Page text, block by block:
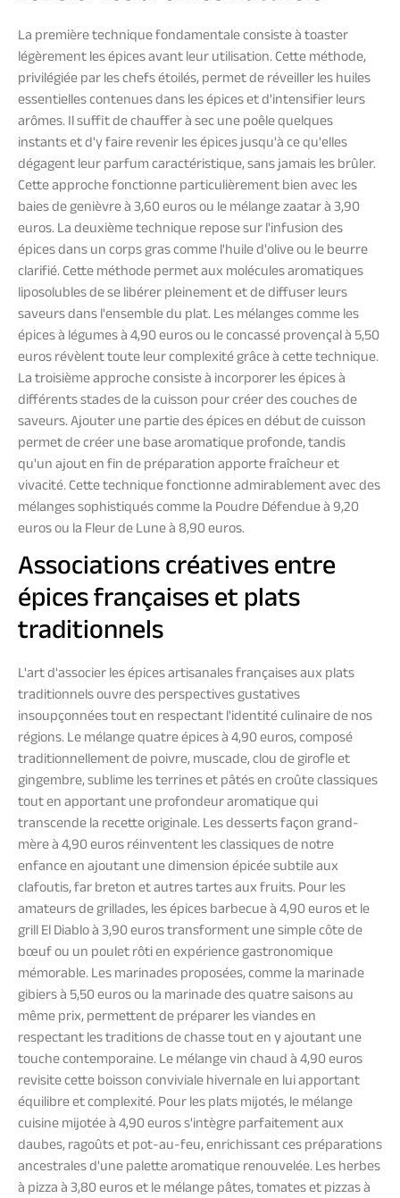
La première technique fondamentale consiste à toaster
légèrement les épices avant leur utilisation. Cette méthode,
privilégiée par les chefs étoilés, permet de réveiller les huiles
essentielles contenues dans les épices et d'intensifier leurs
arômes. Il suffit de chauffer à sec une poêle quelques
instants et d'y faire revenir les épices jusqu'à ce qu'elles
dégagent leur parfum caractéristique, sans jamais les brûler.
Cette approche fonctionne particulièrement bien avec les
baies de genièvre à 3,60 euros ou le mélange zaatar à 3,90
euros. La deuxième technique repose sur l'infusion des
épices dans un corps gras comme l'huile d'olive ou le beurre
clarifié. Cette méthode permet aux molécules aromatiques
liposolubles de se libérer pleinement et de diffuser leurs
saveurs dans l'ensemble du plat. Les mélanges comme les
épices à légumes à 4,90 euros ou le concassé provençal à 5,50
euros révèlent toute leur complexité grâce à cette technique.
La troisième approche consiste à incorporer les épices à
différents stades de la cuisson pour créer des couches de
saveurs. Ajouter une partie des épices en début de cuisson
permet de créer une base aromatique profonde, tandis
qu'un ajout en fin de préparation apporte fraîcheur et
vivacité. Cette technique fonctionne admirablement avec des
mélanges sophistiqués comme la Poudre Défendue à 9,20
euros ou la Fleur de Lune à 8,90 euros.
Associations créatives entre
épices françaises et plats
traditionnels
L'art d'associer les épices artisanales françaises aux plats
traditionnels ouvre des perspectives gustatives
insoupçonnées tout en respectant l'identité culinaire de nos
régions. Le mélange quatre épices à 4,90 euros, composé
traditionnellement de poivre, muscade, clou de girofle et
gingembre, sublime les terrines et pâtés en croûte classiques
tout en apportant une profondeur aromatique qui
transcende la recette originale. Les desserts façon grand-
mère à 4,90 euros réinventent les classiques de notre
enfance en ajoutant une dimension épicée subtile aux
clafoutis, far breton et autres tartes aux fruits. Pour les
amateurs de grillades, les épices barbecue à 4,90 euros et le
grill El Diablo à 3,90 euros transforment une simple côte de
bœuf ou un poulet rôti en expérience gastronomique
mémorable. Les marinades proposées, comme la marinade
gibiers à 5,50 euros ou la marinade des quatre saisons au
même prix, permettent de préparer les viandes en
respectant les traditions de chasse tout en y ajoutant une
touche contemporaine. Le mélange vin chaud à 4,90 euros
revisite cette boisson conviviale hivernale en lui apportant
équilibre et complexité. Pour les plats mijotés, le mélange
cuisine mijotée à 4,90 euros s'intègre parfaitement aux
daubes, ragoûts et pot-au-feu, enrichissant ces préparations
ancestrales d'une palette aromatique renouvelée. Les herbes
à pizza à 3,80 euros et le mélange pâtes, tomates et pizzas à